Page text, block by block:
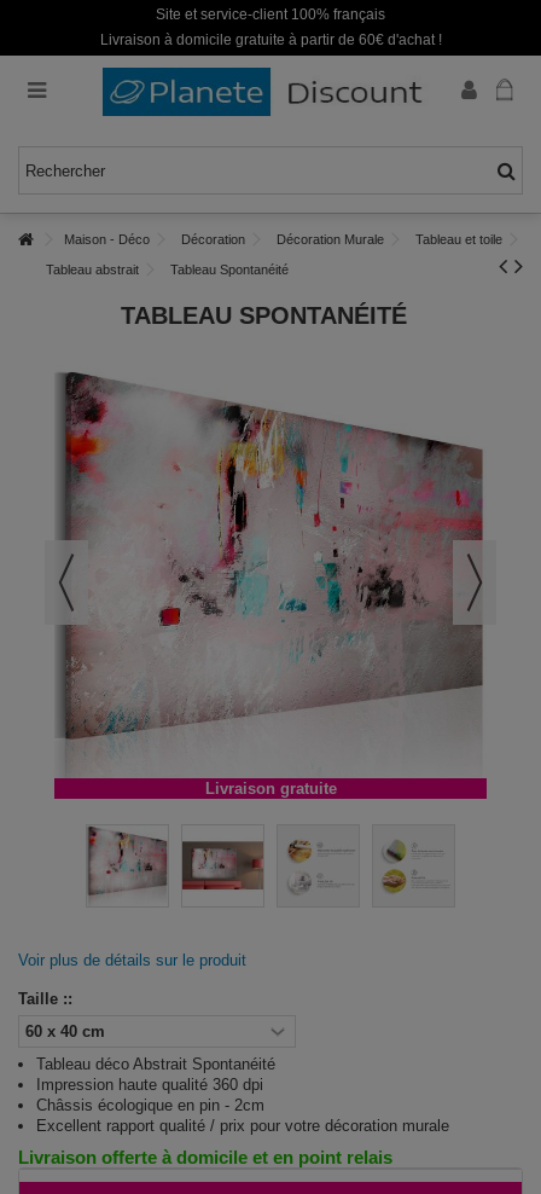
Site et service-client 100% français
Livraison à domicile gratuite à partir de 60€ d'achat !
Maison - Déco Décoration Décoration Murale Tableau et toile
Tableau abstrait Tableau Spontanéité
TABLEAU SPONTANÉITÉ
Livraison gratuite
Voir plus de détails sur le produit
Taille ::
Tableau déco Abstrait Spontanéité
Impression haute qualité 360 dpi
Châssis écologique en pin - 2cm
Excellent rapport qualité / prix pour votre décoration murale
Livraison offerte à domicile et en point relais